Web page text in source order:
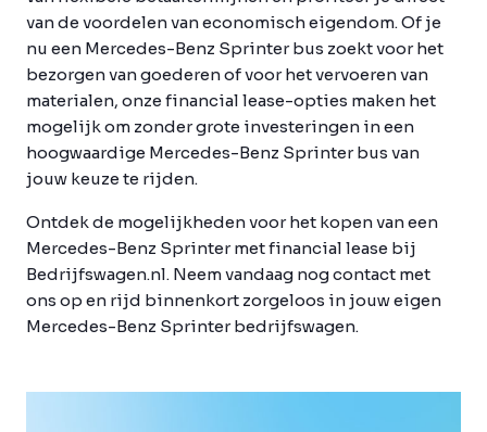
van de voordelen van economisch eigendom. Of je
nu een Mercedes-Benz Sprinter bus zoekt voor het
bezorgen van goederen of voor het vervoeren van
materialen, onze financial lease-opties maken het
mogelijk om zonder grote investeringen in een
hoogwaardige Mercedes-Benz Sprinter bus van
jouw keuze te rijden.
Ontdek de mogelijkheden voor het kopen van een
Mercedes-Benz Sprinter met financial lease bij
Bedrijfswagen.nl. Neem vandaag nog contact met
ons op en rijd binnenkort zorgeloos in jouw eigen
Mercedes-Benz Sprinter bedrijfswagen.